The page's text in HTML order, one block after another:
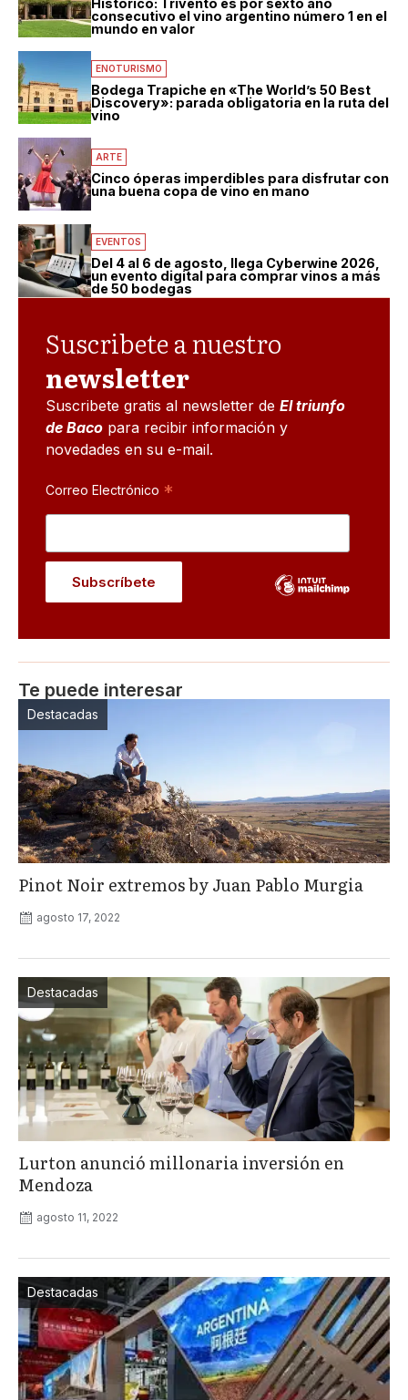
consecutivo el vino argentino número 1 en el
mundo en valor
ENOTURISMO
Bodega Trapiche en «The World’s 50 Best
Discovery»: parada obligatoria en la ruta del
vino
ARTE
Cinco óperas imperdibles para disfrutar con
una buena copa de vino en mano
EVENTOS
Del 4 al 6 de agosto, llega Cyberwine 2026,
un evento digital para comprar vinos a más
de 50 bodegas
Suscribete a nuestro
newsletter
Suscribete gratis al newsletter de El triunfo
de Baco para recibir información y
novedades en su e-mail.
Correo Electrónico *
Te puede interesar
Destacadas
Pinot Noir extremos by Juan Pablo Murgia
agosto 17, 2022
Destacadas
Lurton anunció millonaria inversión en
Mendoza
agosto 11, 2022
Destacadas